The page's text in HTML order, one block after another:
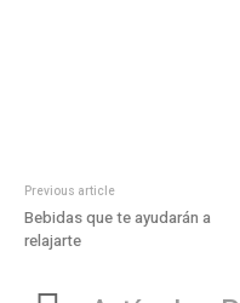
Previous article
Bebidas que te ayudarán a
relajarte